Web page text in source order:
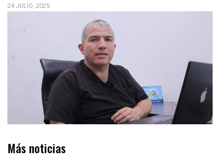
24 JULIO, 2025
Más noticias